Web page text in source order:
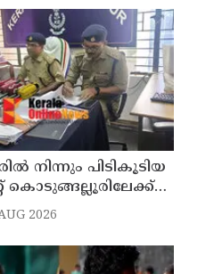
നിന്നും പിടികൂടിയ
കൊടുങ്ങല്ലൂരിലേക്ക്
പദ്ധതിയിട്ടുവെന്ന്
2026